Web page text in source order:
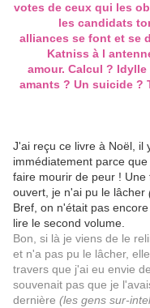
votes de ceux qui les
les candidats
alliances se font et se
Katniss à l
amour. Calcul ?
amants ? Un suicide
J'ai reçu ce livre à Noël, il
immédiatement parce
faire mourir de peur !
ouvert, je n'ai pu le lâcher
Bref, on n'était pas
lire le second volume.
Bon, si là je viens de le
et n'a pas pu le lâcher,
travers que j'ai eu envie
souvenait pas que je
dernière (les gens sur-